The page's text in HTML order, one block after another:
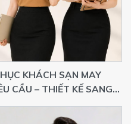
KHÁCH SẠN MAY
CẦU – THIẾT KẾ SANG